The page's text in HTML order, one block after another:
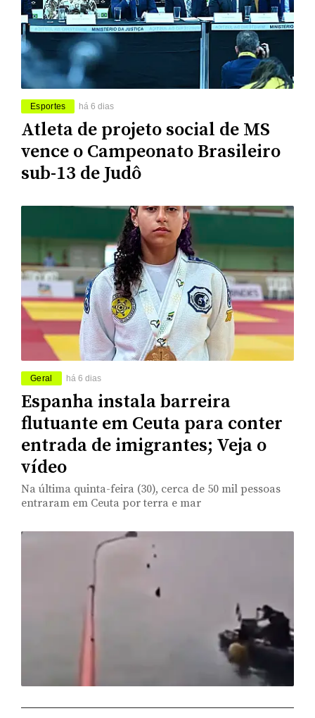
Esportes há 6 dias
Atleta de projeto social de MS
vence o Campeonato Brasileiro
sub-13 de Judô
Geral há 6 dias
Espanha instala barreira
flutuante em Ceuta para conter
entrada de imigrantes; Veja o
vídeo
Na última quinta-feira (30), cerca de 50 mil pessoas
entraram em Ceuta por terra e mar